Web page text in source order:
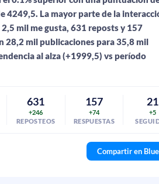
4249,5. La mayor parte de la
mil me gusta, 631 reposts y 157
28,2 mil publicaciones para 35,8 mil
al alza (+1999,5) vs período
631
+246
REPOSTEOS
157
+74
RESPUESTAS
21
+5
Compartir en